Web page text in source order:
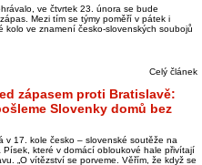
ve čtvrtek 23. února se bude
Mezi tím se týmy poměří v pátek i
kolo ve znamení česko-slovenských soubojů
Celý článek
zápasem proti Bratislavě:
Slovenky domů bez
v 17. kole česko – slovenské soutěže na
Písek, které v domácí obloukové hale přivítají
„O vítězství se porveme. Věřím, že když se